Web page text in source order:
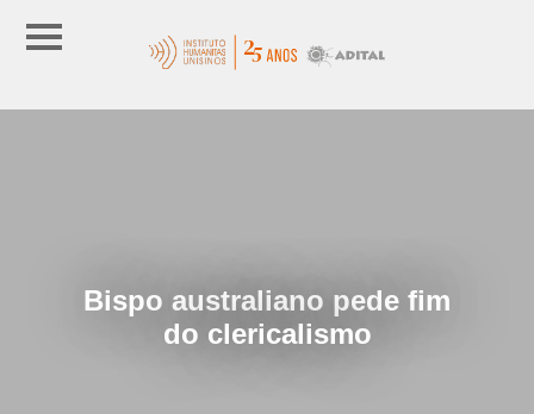
Bispo australiano pede fim
do clericalismo